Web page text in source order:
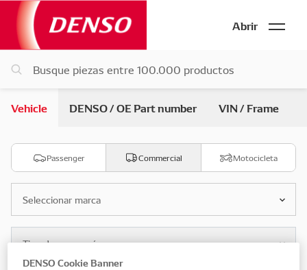
Abrir
Vehicle DENSO / OE Part number VIN / Frame
Passenger Commercial Motocicleta
Seleccionar marca
Tipo de carrocería
DENSO Cookie Banner